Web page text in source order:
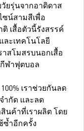
ยรุ่นจากอาดิดาส
ซน์สามสีเพื่อ
เสื้อตัวนี้รังสรรค์
ะเทคโนโลยี
าสโมสรบนอกเสื้อ
ฬาฟุตบอล
เราช่วยกันลด
ำกัด และลด
นค้าที่เราผลิต โดย
ซ้ำอีกครั้ง